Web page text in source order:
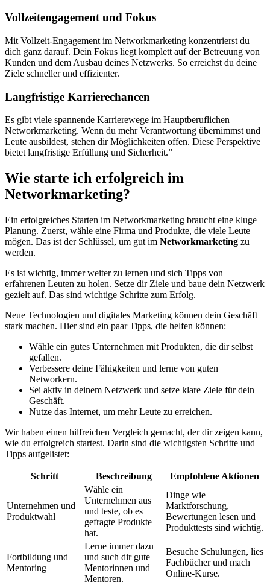
Vollzeitengagement und Fokus
Mit Vollzeit-Engagement im Networkmarketing konzentrierst du
dich ganz darauf. Dein Fokus liegt komplett auf der Betreuung von
Kunden und dem Ausbau deines Netzwerks. So erreichst du deine
Ziele schneller und effizienter.
Langfristige Karrierechancen
Es gibt viele spannende Karrierewege im Hauptberuflichen
Networkmarketing. Wenn du mehr Verantwortung übernimmst und
Leute ausbildest, stehen dir Möglichkeiten offen. Diese Perspektive
bietet langfristige Erfüllung und Sicherheit.”
Wie starte ich erfolgreich im
Networkmarketing?
Ein erfolgreiches Starten im Networkmarketing braucht eine kluge
Planung. Zuerst, wähle eine Firma und Produkte, die viele Leute
mögen. Das ist der Schlüssel, um gut im Networkmarketing zu
werden.
Es ist wichtig, immer weiter zu lernen und sich Tipps von
erfahrenen Leuten zu holen. Setze dir Ziele und baue dein Netzwerk
gezielt auf. Das sind wichtige Schritte zum Erfolg.
Neue Technologien und digitales Marketing können dein Geschäft
stark machen. Hier sind ein paar Tipps, die helfen können:
Wähle ein gutes Unternehmen mit Produkten, die dir selbst
gefallen.
Verbessere deine Fähigkeiten und lerne von guten
Networkern.
Sei aktiv in deinem Netzwerk und setze klare Ziele für dein
Geschäft.
Nutze das Internet, um mehr Leute zu erreichen.
Wir haben einen hilfreichen Vergleich gemacht, der dir zeigen kann,
wie du erfolgreich startest. Darin sind die wichtigsten Schritte und
Tipps aufgelistet:
Schritt Beschreibung Empfohlene Aktionen
Unternehmen und
Produktwahl
Wähle ein
Unternehmen aus
und teste, ob es
gefragte Produkte
hat.
Dinge wie
Marktforschung,
Bewertungen lesen und
Produkttests sind wichtig.
Fortbildung und
Mentoring
Lerne immer dazu
und such dir gute
Mentorinnen und
Mentoren.
Besuche Schulungen, lies
Fachbücher und mach
Online-Kurse.